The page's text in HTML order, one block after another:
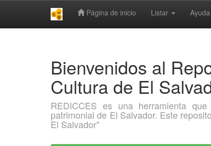
Página de inicio Listar Ayuda
Bienvenidos al
Cultura de El
REDICCES es una herramienta
patrimonial de El Salvador. Este
El Salvador"